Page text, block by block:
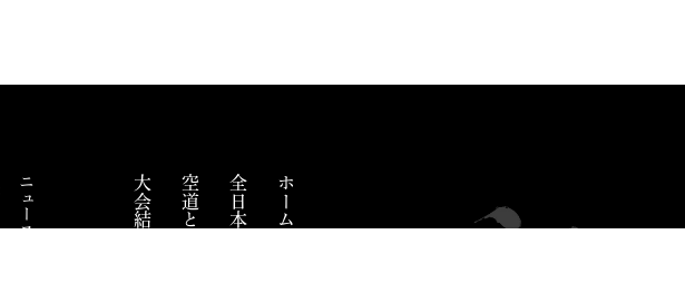
ホーム
全日本空道連盟とは
空道とは
大会結果
ニュース